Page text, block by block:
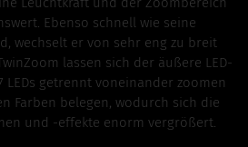
Ebenso schnell wie seine
wechselt er von sehr eng zu breit
lassen sich der äußere LED-
LEDs getrennt voneinander zoomen
Farben belegen, wodurch sich die
und -effekte enorm vergrößert.